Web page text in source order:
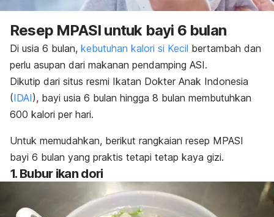
Resep MPASI untuk bayi 6 bulan
Di usia 6 bulan, kebutuhan kalori si Kecil bertambah dan
perlu asupan dari makanan pendamping ASI.
Dikutip dari situs resmi Ikatan Dokter Anak Indonesia
(IDAI), bayi usia 6 bulan hingga 8 bulan membutuhkan
600 kalori per hari.
Untuk memudahkan, berikut rangkaian resep MPASI
bayi 6 bulan yang praktis tetapi tetap kaya gizi.
1. Bubur ikan dori